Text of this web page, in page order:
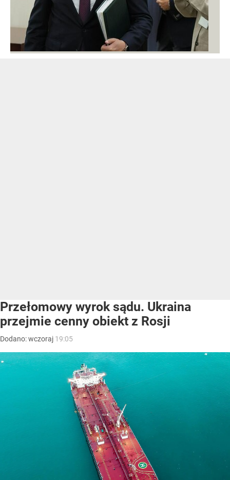
Przełomowy wyrok sądu. Ukraina
przejmie cenny obiekt z Rosji
Dodano:wczoraj 19:05